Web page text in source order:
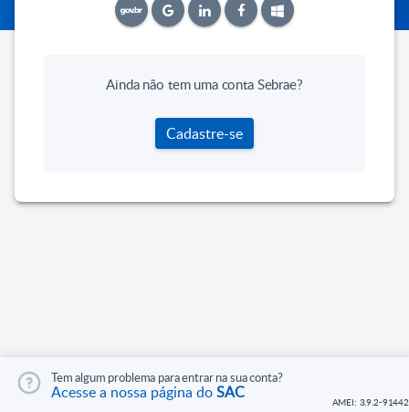
Tem algum problema para entrar na sua conta?
Acesse a nossa página doSAC
Ainda não tem uma conta Sebrae?
Cadastre-se
AMEI: 3.9.2-91442